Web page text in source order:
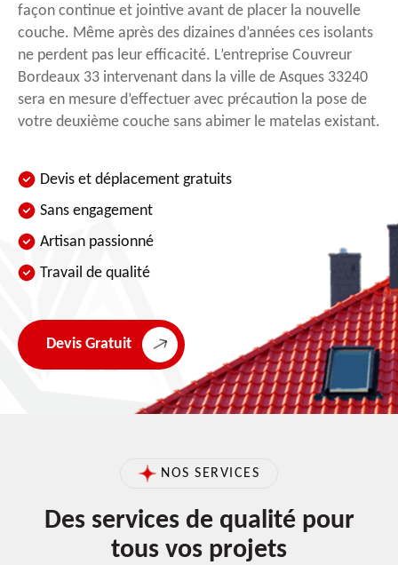
façon continue et jointive avant de placer la nouvelle
couche. Même après des dizaines d’années ces isolants
ne perdent pas leur efficacité. L’entreprise Couvreur
Bordeaux 33 intervenant dans la ville de Asques 33240
sera en mesure d’effectuer avec précaution la pose de
votre deuxième couche sans abimer le matelas existant.
Devis et déplacement gratuits
Sans engagement
Artisan passionné
Travail de qualité
Devis Gratuit
NOS SERVICES
Des services de qualité pour
tous vos projets